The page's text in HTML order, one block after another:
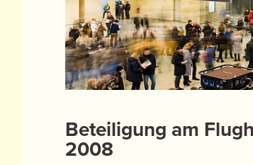
Beteiligung am
2008